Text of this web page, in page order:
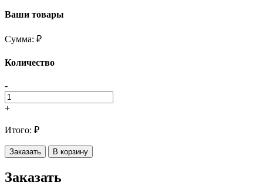
Ваши товары
Сумма: ₽
Количество
-
+
Итого: ₽
Заказать В корзину
Заказать